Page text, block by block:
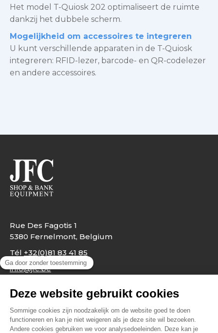
Het model T-Quiosk 202 optimaliseert de ruimte
dankzij het dubbele scherm.
Mogelijkheid om accessoires te integreren
U kunt verschillende apparaten in de T-Quiosk
integreren: RFID-lezer, barcode- en QR-codelezer
en andere accessoires.
Rue Des Fagotis 1
5380 Fernelmont, Belgium
Tél +32(0)81 83 41 85
info@jfc.be
Wettelijke bepalingen
Privacybeleid